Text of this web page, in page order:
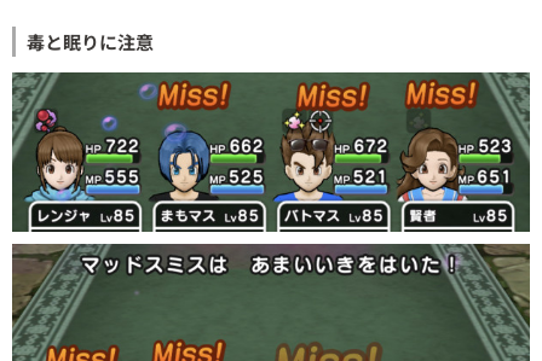
毒と眠りに注意